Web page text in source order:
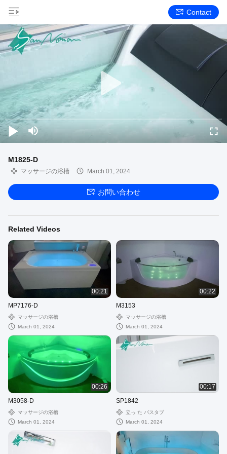
Contact
M1825-D
マッサージの浴槽 March 01, 2024
お問い合わせ
Related Videos
00:21
MP7176-D
マッサージの浴槽
March 01, 2024
00:22
M3153
マッサージの浴槽
March 01, 2024
00:26
M3058-D
マッサージの浴槽
March 01, 2024
00:17
SP1842
立っ た バスタブ
March 01, 2024